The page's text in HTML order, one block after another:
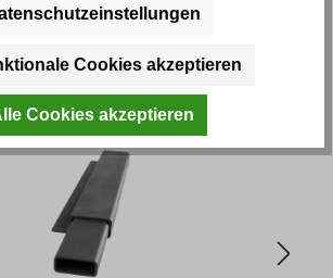
*
überspringen
sich ebenfalls
Cookies akzeptieren
Cookies akzeptieren